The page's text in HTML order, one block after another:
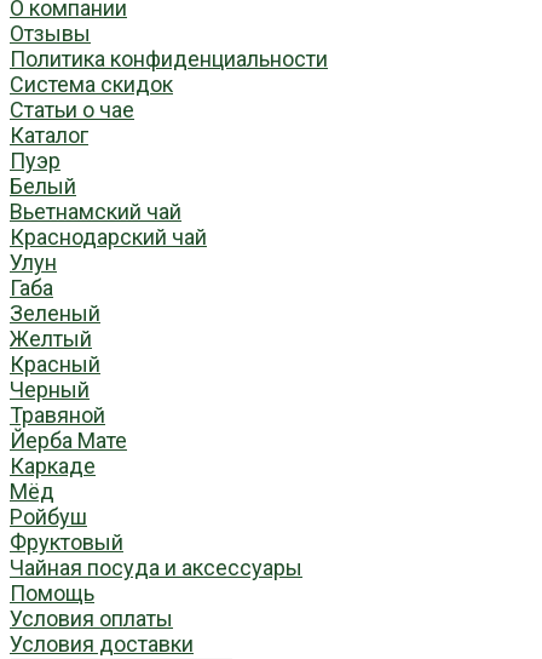
О компании
Отзывы
Политика конфиденциальности
Система скидок
Статьи о чае
Каталог
Пуэр
Белый
Вьетнамский чай
Краснодарский чай
Улун
Габа
Зеленый
Желтый
Красный
Черный
Травяной
Йерба Мате
Каркаде
Мёд
Ройбуш
Фруктовый
Чайная посуда и аксессуары
Помощь
Условия оплаты
Условия доставки